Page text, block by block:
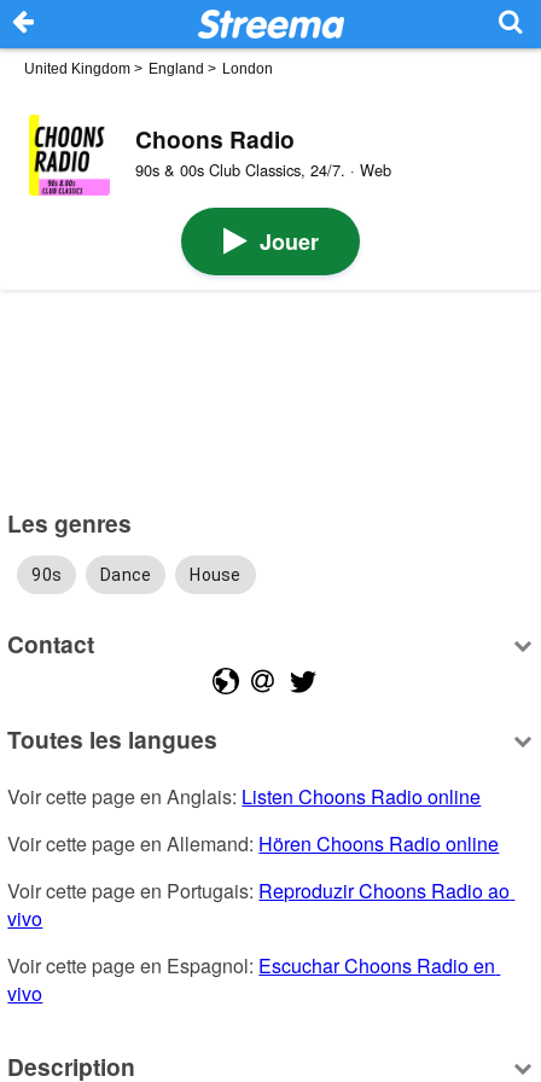
United Kingdom > England > London
Choons Radio
90s & 00s Club Classics, 24/7. · Web
Jouer
Les genres
90s Dance House
Contact
Toutes les langues
Voir cette page en Anglais: Listen Choons Radio online
Voir cette page en Allemand: Hören Choons Radio online
Voir cette page en Portugais: Reproduzir Choons Radio ao
vivo
Voir cette page en Espagnol: Escuchar Choons Radio en
vivo
Description